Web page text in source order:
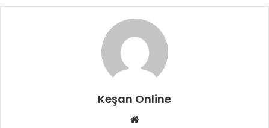
Keşan Online
Web